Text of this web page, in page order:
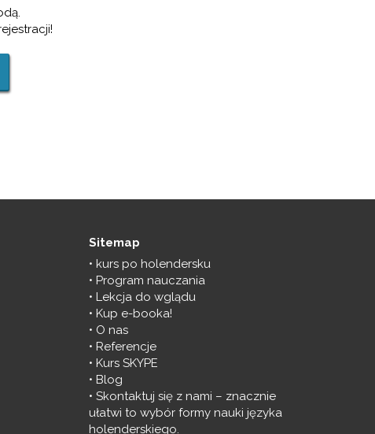
Sitemap
kurs po holendersku
Program nauczania
Lekcja do wglądu
Kup e-booka!
O nas
Referencje
Kurs SKYPE
Blog
Skontaktuj się z nami – znacznie
ułatwi to wybór formy nauki języka
holenderskiego.